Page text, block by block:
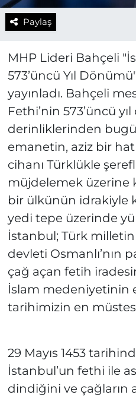
Paylaş
MHP Lideri Bahçeli
573’üncü Yıl
yayınladı. Bahçeli
Fethi’nin 573’üncü
derinliklerinden
emanetin, aziz bir
cihanı Türklükle
müjdelemek üzerine
bir ülkünün idrakiyle
yedi tepe üzerinde
İstanbul; Türk
devleti Osmanlı’nın
çağ açan fetih
İslam medeniyetinin
tarihimizin en
29 Mayıs 1453
İstanbul’un fethi ile
dindiğini ve çağların